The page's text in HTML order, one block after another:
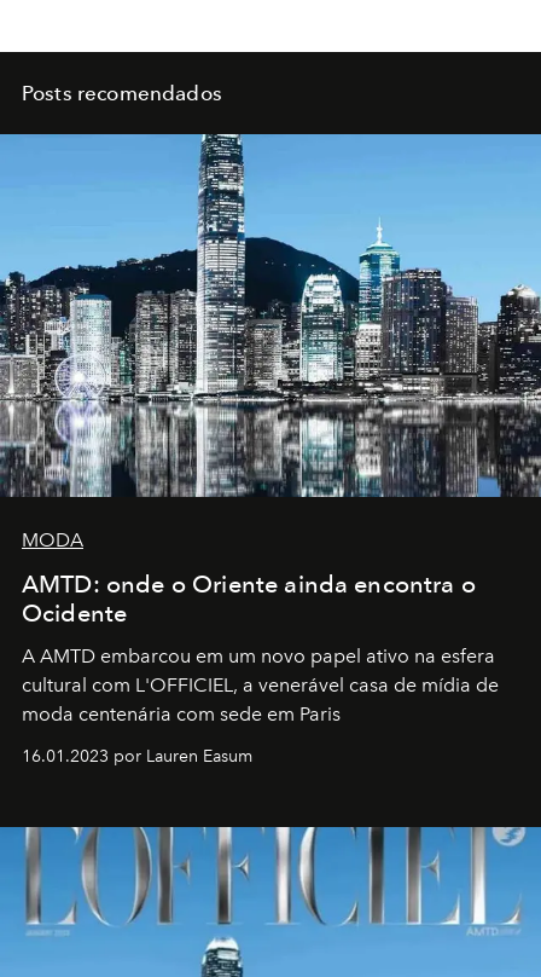
Posts recomendados
MODA
AMTD: onde o Oriente ainda encontra o
Ocidente
A AMTD embarcou em um novo papel ativo na esfera
cultural com L'OFFICIEL, a venerável casa de mídia de
moda centenária com sede em Paris
16.01.2023 por Lauren Easum